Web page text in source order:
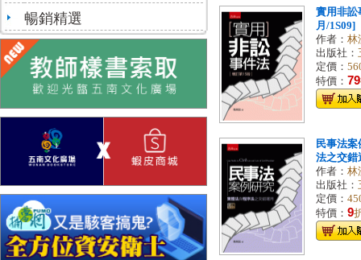
暢銷精選
實用非訟
月/1S09]
作者： 林
出版社：
定價：
特價： 79
民事法
法之交錯
作者： 林
出版社：
定價：
特價： 9